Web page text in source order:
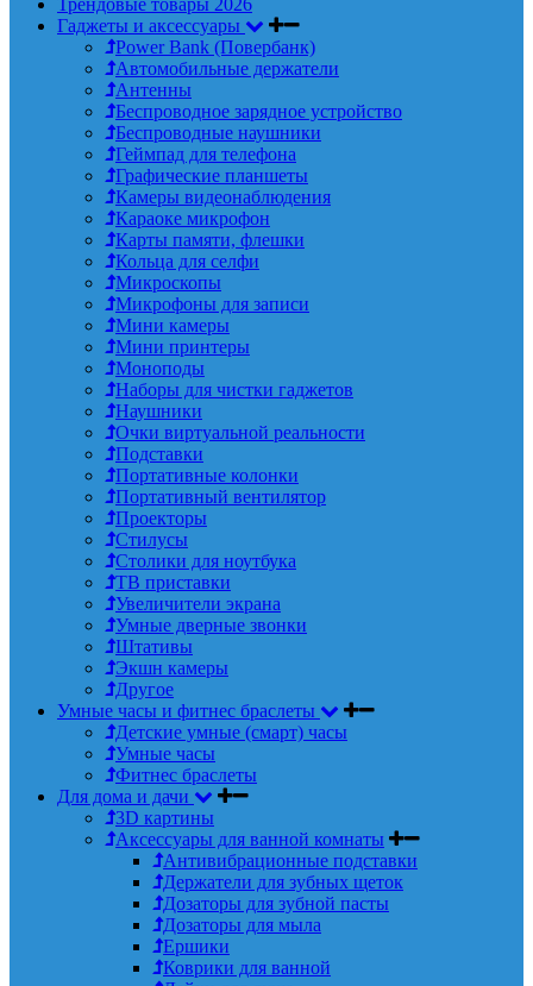
Гаджеты и аксессуары
Power Bank (Повербанк)
Автомобильные держатели
Антенны
Беспроводное зарядное устройство
Беспроводные наушники
Геймпад для телефона
Графические планшеты
Камеры видеонаблюдения
Караоке микрофон
Карты памяти, флешки
Кольца для селфи
Микроскопы
Микрофоны для записи
Мини камеры
Мини принтеры
Моноподы
Наборы для чистки гаджетов
Наушники
Очки виртуальной реальности
Подставки
Портативные колонки
Портативный вентилятор
Проекторы
Стилусы
Столики для ноутбука
ТВ приставки
Увеличители экрана
Умные дверные звонки
Штативы
Экшн камеры
Другое
Умные часы и фитнес браслеты
Детские умные (смарт) часы
Умные часы
Фитнес браслеты
Для дома и дачи
3D картины
Аксессуары для ванной комнаты
Антивибрационные подставки
Держатели для зубных щеток
Дозаторы для зубной пасты
Дозаторы для мыла
Ершики
Коврики для ванной